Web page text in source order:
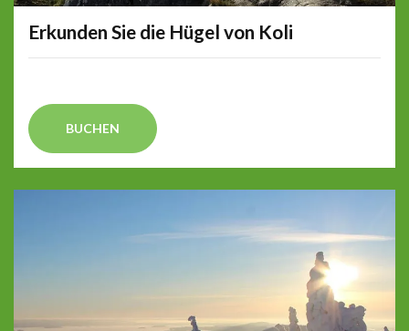
Erkunden Sie die Hügel von Koli
BUCHEN